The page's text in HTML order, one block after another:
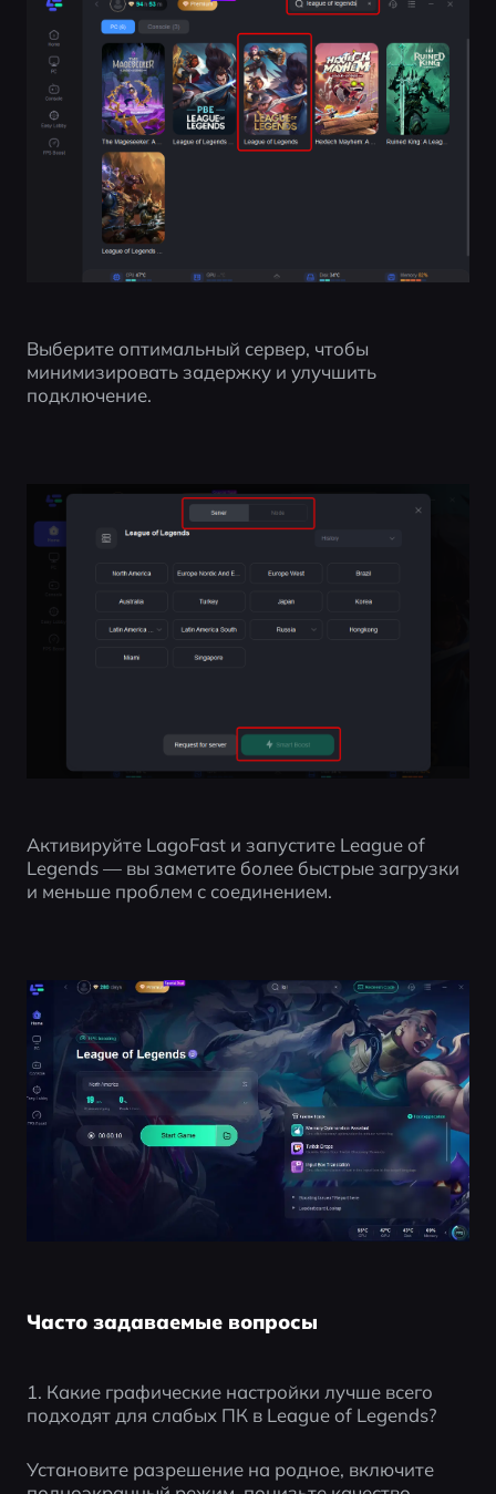
Выберите оптимальный сервер, чтобы
минимизировать задержку и улучшить
подключение.
Активируйте LagoFast и запустите League of
Legends — вы заметите более быстрые загрузки
и меньше проблем с соединением.
Часто задаваемые вопросы
1. Какие графические настройки лучше всего
подходят для слабых ПК в League of Legends?
Установите разрешение на родное, включите